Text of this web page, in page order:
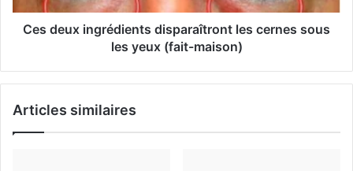
Ces deux ingrédients disparaîtront les cernes sous
les yeux (fait-maison)
Articles similaires